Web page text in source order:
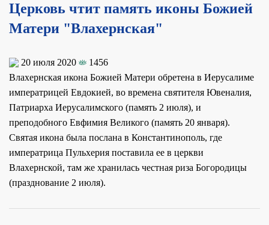
Церковь чтит память иконы Божией
Матери "Влахернская"
20 июля 2020
1456
Влахернская икона Божией Матери обретена в Иерусалиме
императрицей Евдокией, во времена святителя Ювеналия,
Патриарха Иерусалимского (память 2 июля), и
преподобного Евфимия Великого (память 20 января).
Святая икона была послана в Константинополь, где
императрица Пульхерия поставила ее в церкви
Влахернской, там же хранилась честная риза Богородицы
(празднование 2 июля).